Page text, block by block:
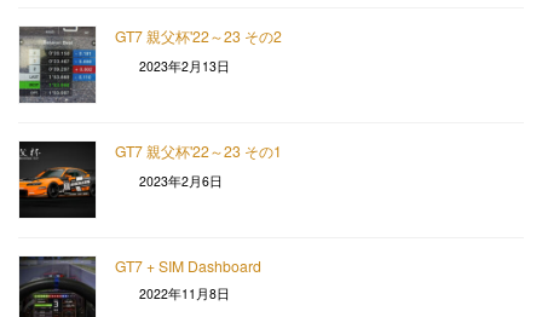
GT7 親父杯'22～23 その2
2023年2月13日
GT7 親父杯'22～23 その1
2023年2月6日
GT7 + SIM Dashboard
2022年11月8日